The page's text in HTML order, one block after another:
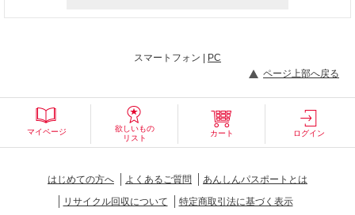
スマートフォン | PC
ページ上部へ戻る
マイページ
欲しいもの
リスト
カート ログイン
はじめての方へ よくあるご質問
あんしんパスポートとは
リサイクル回収について
特定商取引法に基づく表示